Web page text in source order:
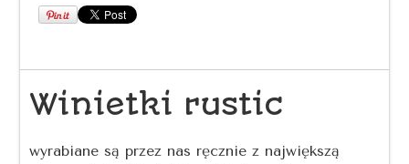
Winietki rustic
wyrabiane są przez nas ręcznie z największą